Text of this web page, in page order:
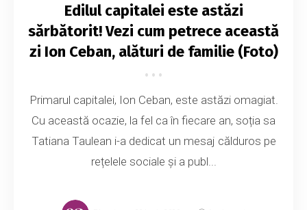
Edilul capitalei este astăzi
sărbătorit! Vezi cum petrece această
zi Ion Ceban, alături de familie (Foto)
Primarul capitalei, Ion Ceban, este astăzi omagiat.
Cu această ocazie, la fel ca în fiecare an, soția sa
Tatiana Taulean i-a dedicat un mesaj călduros pe
rețelele sociale și a publ...